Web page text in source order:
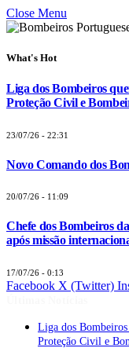
Close Menu
What's Hot
Liga dos Bombeiros
Proteção Civil e
23/07/26 - 22:31
Novo Comando dos
20/07/26 - 11:09
Chefe dos Bombeiros
após missão
17/07/26 - 0:13
Facebook X (Twitter)
Liga dos
Proteção Civil e